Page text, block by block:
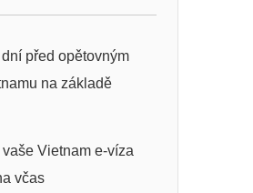
před opětovným
na základě
Vietnam e-víza
včas